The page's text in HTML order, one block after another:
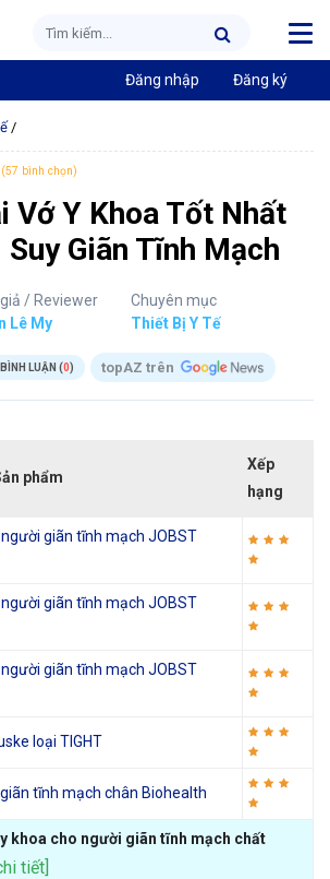
Đăng nhập Đăng ký
/
bình chọn)
Vớ Y Khoa Tốt Nhất
Giãn Tĩnh Mạch
/ Reviewer
Lê My
Chuyên mục
Thiết Bị Y Tế
BÌNH LUẬN (0) topAZ trên
phẩm
Xếp
hạng
giãn tĩnh mạch JOBST
giãn tĩnh mạch JOBST
giãn tĩnh mạch JOBST
loại TIGHT
tĩnh mạch chân Biohealth
y khoa cho người giãn tĩnh mạch chất
tiết]